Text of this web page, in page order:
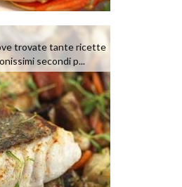
trovate tante ricette
secondi p...